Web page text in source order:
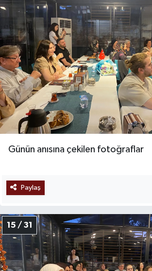
Günün anısına çekilen fotoğraflar
Paylaş
15 / 31